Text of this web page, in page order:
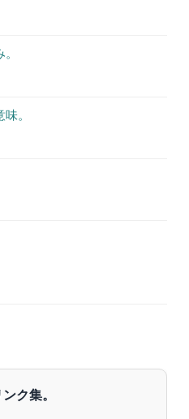
。
ク集。